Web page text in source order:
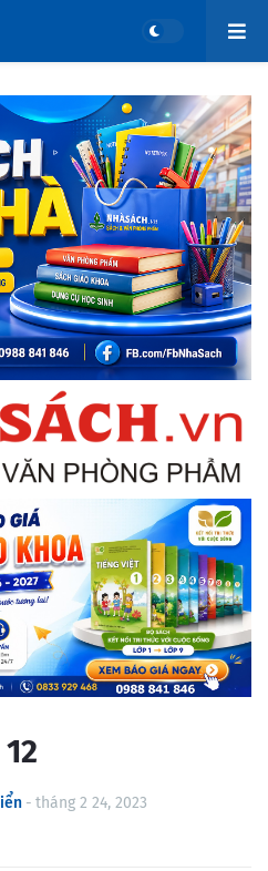
- tháng 2 24, 2023